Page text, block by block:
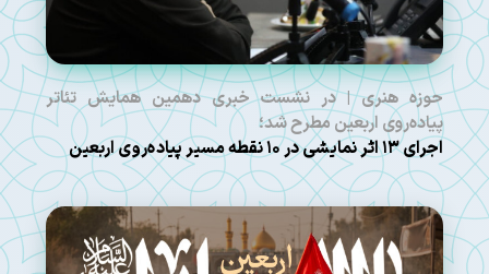
حوزه هنری | در نشست خبری دهمین همایش تئاتر
پیاده‌روی اربعین مطرح شد؛
اجرای ۱۳ اثر نمایشی در ۱۰ نقطه مسیر پیاده‌روی اربعین